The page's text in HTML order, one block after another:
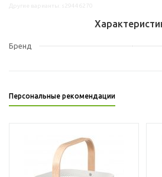
Бренд
Персональные рекомендации